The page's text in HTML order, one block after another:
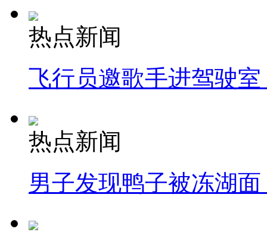
热点新闻
飞行员邀歌手进驾驶
热点新闻
男子发现鸭子被冻湖